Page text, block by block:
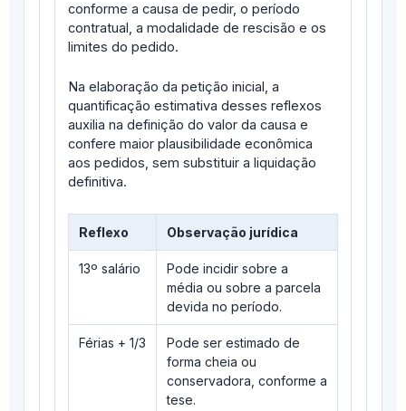
conforme a causa de pedir, o período
contratual, a modalidade de rescisão e os
limites do pedido.
Na elaboração da petição inicial, a
quantificação estimativa desses reflexos
auxilia na definição do valor da causa e
confere maior plausibilidade econômica
aos pedidos, sem substituir a liquidação
definitiva.
Reflexo Observação jurídica
13º salário
Pode incidir sobre a
média ou sobre a parcela
devida no período.
Férias + 1/3
Pode ser estimado de
forma cheia ou
conservadora, conforme a
tese.